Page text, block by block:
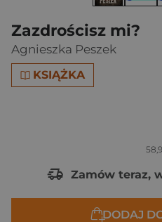
Zazdrościsz mi?
Agnieszka Peszek
KSIĄŻKA
Zamów teraz,
DODAJ